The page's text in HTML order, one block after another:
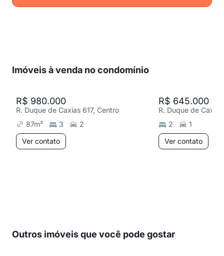
Imóveis à venda no condomínio
R$ 980.000
R. Duque de Caxias 617, Centro
87m² 3
2
Ver contato
R$ 645.000
R. Duque de
2
1
Ver contato
Outros imóveis que você pode gostar